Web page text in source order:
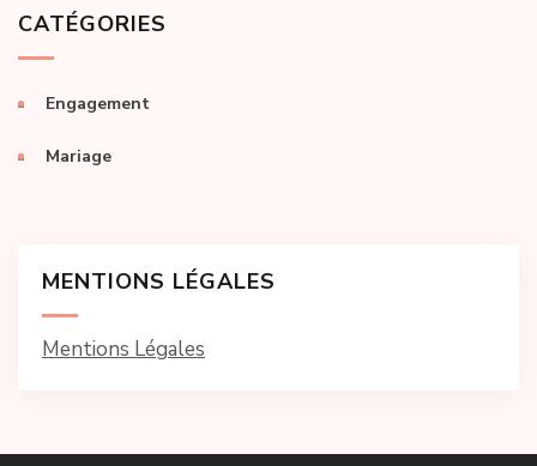
CATÉGORIES
Engagement
Mariage
MENTIONS LÉGALES
Mentions Légales